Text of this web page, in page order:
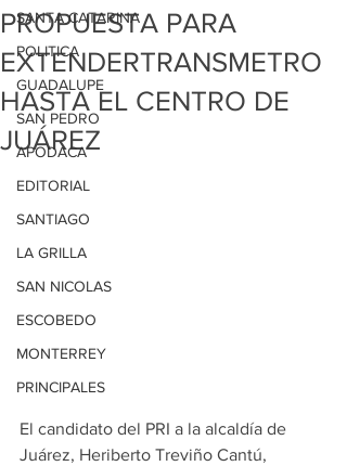
SANTA CATARINA
POLITICA
GUADALUPE
SAN PEDRO
APODACA
EDITORIAL
SANTIAGO
LA GRILLA
SAN NICOLAS
ESCOBEDO
MONTERREY
PRINCIPALES
PROPUESTA PARA
EXTENDERTRANSMETRO
HASTA EL CENTRO DE
JUÁREZ
El candidato del PRI a la alcaldía de
Juárez, Heriberto Treviño Cantú,